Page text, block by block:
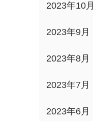
2023年10月
2023年9月
2023年8月
2023年7月
2023年6月